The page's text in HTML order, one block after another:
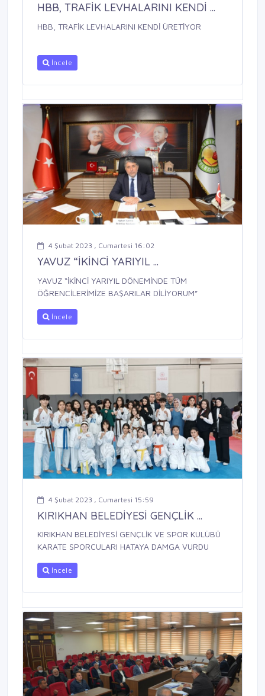
HBB, TRAFİK LEVHALARINI KENDİ ...
HBB, TRAFİK LEVHALARINI KENDİ ÜRETİYOR
İncele
4 Şubat 2023 , Cumartesi 16:02
YAVUZ “İKİNCİ YARIYIL ...
YAVUZ “İKİNCİ YARIYIL DÖNEMİNDE TÜM
ÖĞRENCİLERİMİZE BAŞARILAR DİLİYORUM”
İncele
4 Şubat 2023 , Cumartesi 15:59
KIRIKHAN BELEDİYESİ GENÇLİK ...
KIRIKHAN BELEDİYESİ GENÇLİK VE SPOR KULÜBÜ
KARATE SPORCULARI HATAYA DAMGA VURDU
İncele